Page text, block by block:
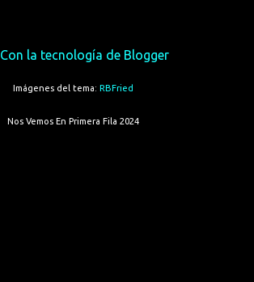
Con la tecnología de Blogger
Imágenes del tema: RBFried
Nos Vemos En Primera Fila 2024